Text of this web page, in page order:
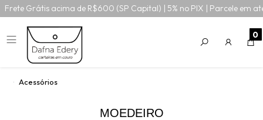
Frete Grátis acima de R$600 (SP Capital) | 5% no PIX | Parcele em
0
Acessórios
MOEDEIRO